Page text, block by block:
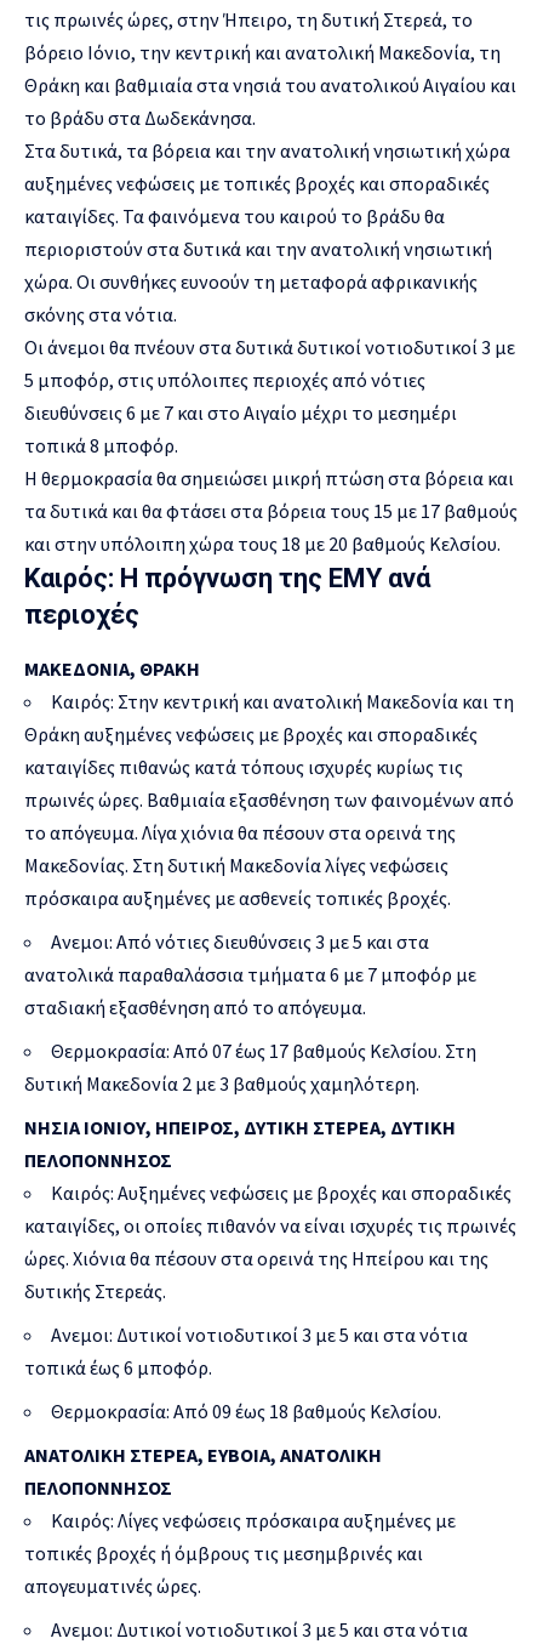
τις πρωινές ώρες, στην Ήπειρο, τη δυτική Στερεά, το
βόρειο Ιόνιο, την κεντρική και ανατολική Μακεδονία, τη
Θράκη και βαθμιαία στα νησιά του ανατολικού Αιγαίου και
το βράδυ στα Δωδεκάνησα.
Στα δυτικά, τα βόρεια και την ανατολική νησιωτική χώρα
αυξημένες νεφώσεις με τοπικές βροχές και σποραδικές
καταιγίδες. Τα φαινόμενα του καιρού το βράδυ θα
περιοριστούν στα δυτικά και την ανατολική νησιωτική
χώρα. Οι συνθήκες ευνοούν τη μεταφορά αφρικανικής
σκόνης στα νότια.
Οι άνεμοι θα πνέουν στα δυτικά δυτικοί νοτιοδυτικοί 3 με
5 μποφόρ, στις υπόλοιπες περιοχές από νότιες
διευθύνσεις 6 με 7 και στο Αιγαίο μέχρι το μεσημέρι
τοπικά 8 μποφόρ.
Η θερμοκρασία θα σημειώσει μικρή πτώση στα βόρεια και
τα δυτικά και θα φτάσει στα βόρεια τους 15 με 17 βαθμούς
και στην υπόλοιπη χώρα τους 18 με 20 βαθμούς Κελσίου.
Καιρός: Η πρόγνωση της ΕΜΥ ανά
περιοχές
ΜΑΚΕΔΟΝΙΑ, ΘΡΑΚΗ
Καιρός: Στην κεντρική και ανατολική Μακεδονία και τη
Θράκη αυξημένες νεφώσεις με βροχές και σποραδικές
καταιγίδες πιθανώς κατά τόπους ισχυρές κυρίως τις
πρωινές ώρες. Βαθμιαία εξασθένηση των φαινομένων από
το απόγευμα. Λίγα χιόνια θα πέσουν στα ορεινά της
Μακεδονίας. Στη δυτική Μακεδονία λίγες νεφώσεις
πρόσκαιρα αυξημένες με ασθενείς τοπικές βροχές.
Ανεμοι: Από νότιες διευθύνσεις 3 με 5 και στα
ανατολικά παραθαλάσσια τμήματα 6 με 7 μποφόρ με
σταδιακή εξασθένηση από το απόγευμα.
Θερμοκρασία: Από 07 έως 17 βαθμούς Κελσίου. Στη
δυτική Μακεδονία 2 με 3 βαθμούς χαμηλότερη.
ΝΗΣΙΑ ΙΟΝΙΟΥ, ΗΠΕΙΡΟΣ, ΔΥΤΙΚΗ ΣΤΕΡΕΑ, ΔΥΤΙΚΗ
ΠΕΛΟΠΟΝΝΗΣΟΣ
Καιρός: Αυξημένες νεφώσεις με βροχές και σποραδικές
καταιγίδες, οι οποίες πιθανόν να είναι ισχυρές τις πρωινές
ώρες. Χιόνια θα πέσουν στα ορεινά της Ηπείρου και της
δυτικής Στερεάς.
Ανεμοι: Δυτικοί νοτιοδυτικοί 3 με 5 και στα νότια
τοπικά έως 6 μποφόρ.
Θερμοκρασία: Από 09 έως 18 βαθμούς Κελσίου.
ΑΝΑΤΟΛΙΚΗ ΣΤΕΡΕΑ, ΕΥΒΟΙΑ, ΑΝΑΤΟΛΙΚΗ
ΠΕΛΟΠΟΝΝΗΣΟΣ
Καιρός: Λίγες νεφώσεις πρόσκαιρα αυξημένες με
τοπικές βροχές ή όμβρους τις μεσημβρινές και
απογευματινές ώρες.
Ανεμοι: Δυτικοί νοτιοδυτικοί 3 με 5 και στα νότια